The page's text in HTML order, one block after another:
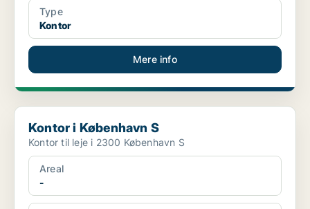
Type
Kontor
Mere info
Kontor i København S
Kontor i København S
Kontor til leje i 2300 København S
Areal
-